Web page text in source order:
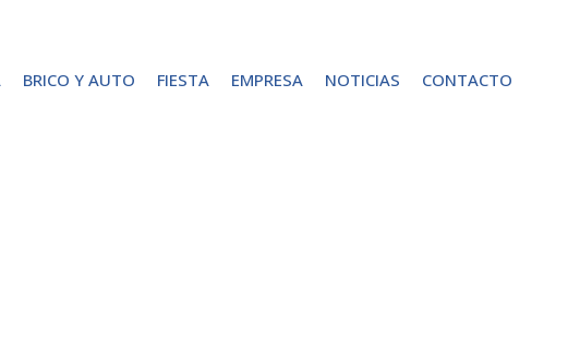
BRICO Y AUTO FIESTA EMPRESA NOTICIAS CONTACTO